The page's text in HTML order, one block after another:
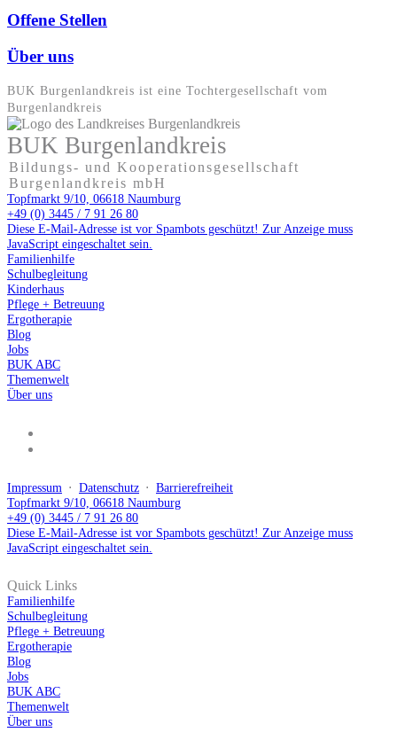
Offene Stellen
Über uns
BUK Burgenlandkreis ist eine Tochter­gesellschaft vom
Burgenlandkreis
BUK Burgenlandkreis
Bildungs- und Kooperationsgesellschaft
Burgenlandkreis mbH
Topfmarkt 9/10, 06618 Naumburg
+49 (0) 3445 / 7 91 26 80
Diese E-Mail-Adresse ist vor Spambots geschützt! Zur Anzeige muss
JavaScript eingeschaltet sein.
Familienhilfe
Schulbegleitung
Kinderhaus
Pflege + Betreuung
Ergotherapie
Blog
Jobs
BUK ABC
Themenwelt
Über uns
Impressum ⋅ Datenschutz ⋅ Barrierefreiheit
Topfmarkt 9/10, 06618 Naumburg
+49 (0) 3445 / 7 91 26 80
Diese E-Mail-Adresse ist vor Spambots geschützt! Zur Anzeige muss
JavaScript eingeschaltet sein.
Quick Links
Familienhilfe
Schulbegleitung
Pflege + Betreuung
Ergotherapie
Blog
Jobs
BUK ABC
Themenwelt
Über uns